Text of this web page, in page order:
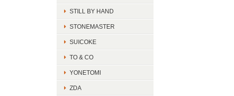
STILL BY HAND
STONEMASTER
SUICOKE
TO & CO
YONETOMI
ZDA